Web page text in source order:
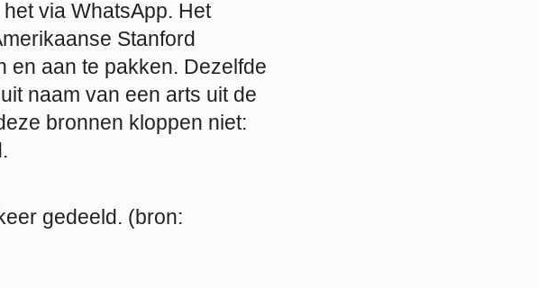
via WhatsApp. Het
Stanford
en aan te pakken. Dezelfde
naam van een arts uit de
bronnen kloppen niet:
gedeeld. (bron: